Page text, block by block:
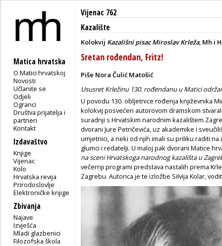
Matica hrvatska
O Matici hrvatskoj
Novosti
Učlanite se
Odjeli
Ogranci
Društva prijatelja i
partneri
Kontakt
Izdavaštvo
Knjige
Vijenac
Kolo
Hrvatska revija
Prirodoslovlje
Elektroničke knjige
Zbivanja
Najave
Izvješća
Mladi glazbenici
Filozofska škola
Vijenac 762
Kazalište
Kolokvij Kazališni pisac Miroslav Krleža, Mh i
Sretan rođendan, Fritz!
Piše Nora Čulić Matošić
Ususret Krležinu 130. rođendanu u Matici
U povodu 130. obljetnice rođenja književnika
kolokvij posvećen autorovom dramskom
suradnji s Hrvatskim narodnim kazalištem
dvorani Jure Petričevića, uz akademike i
umjetnici, a neki od njih imali su priliku raditi
glumci i redatelji. U maloj pak dvorani Matice
na sceni Hrvatskoga narodnog kazališta u
večernji programi predstava nastalih prema
Zagrebu. Autorica je te izložbe Silvija Kolar,